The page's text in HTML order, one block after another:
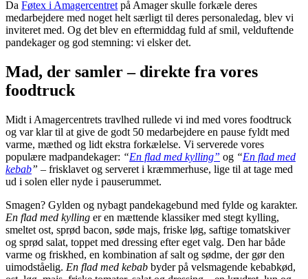
Da Føtex i Amagercentret på Amager skulle forkæle deres
medarbejdere med noget helt særligt til deres personaledag, blev vi
inviteret med. Og det blev en eftermiddag fuld af smil, velduftende
pandekager og god stemning: vi elsker det.
Mad, der samler – direkte fra vores
foodtruck
Midt i Amagercentrets travlhed rullede vi ind med vores foodtruck
og var klar til at give de godt 50 medarbejdere en pause fyldt med
varme, mæthed og lidt ekstra forkælelse. Vi serverede vores
populære madpandekager: “En flad med kylling” og “En flad med
kebab” – frisklavet og serveret i kræmmerhuse, lige til at tage med
ud i solen eller nyde i pauserummet.
Smagen? Gylden og nybagt pandekagebund med fylde og karakter.
En flad med kylling er en mættende klassiker med stegt kylling,
smeltet ost, sprød bacon, søde majs, friske løg, saftige tomatskiver
og sprød salat, toppet med dressing efter eget valg. Den har både
varme og friskhed, en kombination af salt og sødme, der gør den
uimodståelig. En flad med kebab byder på velsmagende kebabkød,